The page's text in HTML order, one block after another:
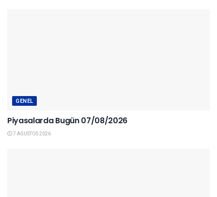
GENEL
Piyasalarda Bugün 07/08/2026
7 AĞUSTOS 2026